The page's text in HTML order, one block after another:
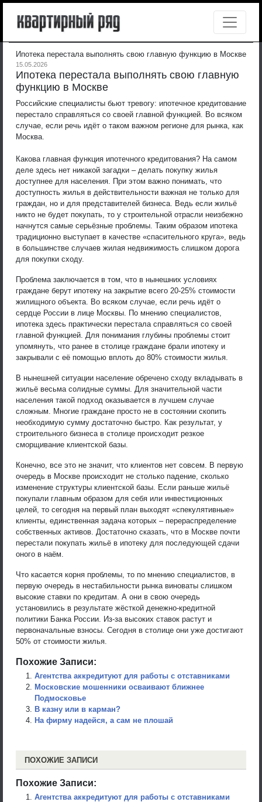
Ипотека перестала выполнять свою главную функцию в Москве
15.05.2026
Ипотека перестала выполнять свою главную
функцию в Москве
Российские специалисты бьют тревогу: ипотечное кредитование
перестало справляться со своей главной функцией. Во всяком
случае, если речь идёт о таком важном регионе для рынка, как
Москва.
Какова главная функция ипотечного кредитования? На самом
деле здесь нет никакой загадки – делать покупку жилья
доступнее для населения. При этом важно понимать, что
доступность жилья в действительности важная не только для
граждан, но и для представителей бизнеса. Ведь если жильё
никто не будет покупать, то у строительной отрасли неизбежно
начнутся самые серьёзные проблемы. Таким образом ипотека
традиционно выступает в качестве «спасительного круга», ведь
в большинстве случаев жилая недвижимость слишком дорога
для покупки сходу.
Проблема заключается в том, что в нынешних условиях
граждане берут ипотеку на закрытие всего 20-25% стоимости
жилищного объекта. Во всяком случае, если речь идёт о
сердце России в лице Москвы. По мнению специалистов,
ипотека здесь практически перестала справляться со своей
главной функцией. Для понимания глубины проблемы стоит
упомянуть, что ранее в столице граждане брали ипотеку и
закрывали с её помощью вплоть до 80% стоимости жилья.
В нынешней ситуации население обречено сходу вкладывать в
жильё весьма солидные суммы. Для значительной части
населения такой подход оказывается в лучшем случае
сложным. Многие граждане просто не в состоянии скопить
необходимую сумму достаточно быстро. Как результат, у
строительного бизнеса в столице происходит резкое
сморщивание клиентской базы.
Конечно, все это не значит, что клиентов нет совсем. В первую
очередь в Москве происходит не столько падение, сколько
изменение структуры клиентской базы. Если раньше жильё
покупали главным образом для себя или инвестиционных
целей, то сегодня на первый план выходят «спекулятивные»
клиенты, единственная задача которых – перераспределение
собственных активов. Достаточно сказать, что в Москве почти
перестали покупать жильё в ипотеку для последующей сдачи
оного в наём.
Что касается корня проблемы, то по мнению специалистов, в
первую очередь в нестабильности рынка виноваты слишком
высокие ставки по кредитам. А они в свою очередь
установились в результате жёсткой денежно-кредитной
политики Банка России. Из-за высоких ставок растут и
первоначальные взносы. Сегодня в столице они уже достигают
50% от стоимости жилья.
Похожие Записи:
Агентства аккредитуют для работы с отставниками
Московские мошенники осваивают ближнее
Подмосковье
В казну или в карман?
На фирму надейся, а сам не плошай
ПОХОЖИЕ ЗАПИСИ
Похожие Записи:
Агентства аккредитуют для работы с отставниками